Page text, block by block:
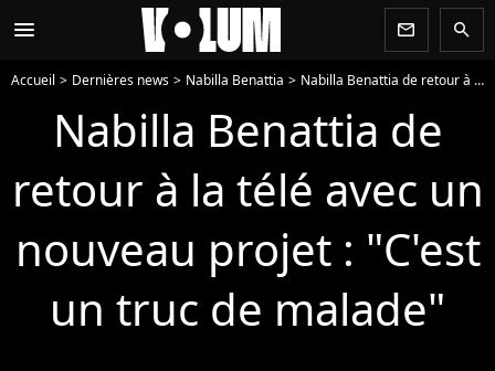
menu newsletter search
Accueil Dernières news Nabilla Benattia Nabilla Benattia de retour à la télé avec un nouveau projet : "C'est un truc de malade"
Nabilla Benattia de
retour à la télé avec un
nouveau projet : "C'est
un truc de malade"